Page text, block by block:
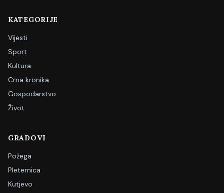
KATEGORIJE
Vijesti
Sport
Kultura
Crna kronika
Gospodarstvo
Život
GRADOVI
Požega
Pleternica
Kutjevo